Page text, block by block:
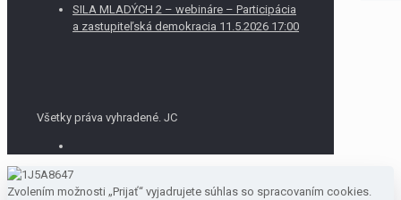
SILA MLADÝCH 2 – webináre – Participácia
a zastupiteľská demokracia 11.5.2026 17:00
Všetky práva vyhradené. JC
Zvolením možnosti „Prijať“ vyjadrujete súhlas so spracovaním cookies.